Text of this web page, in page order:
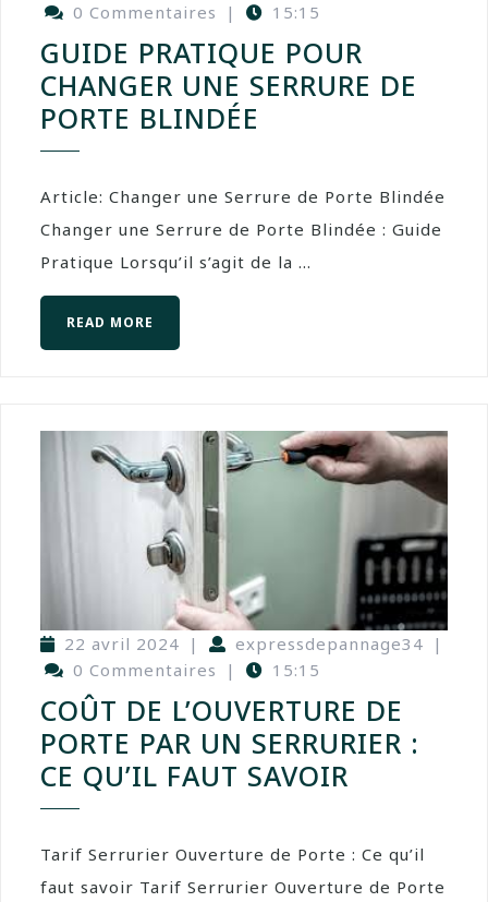
0 Commentaires
| 15:15
GUIDE PRATIQUE POUR
CHANGER UNE SERRURE DE
PORTE BLINDÉE
Article: Changer une Serrure de Porte Blindée
Changer une Serrure de Porte Blindée : Guide
Pratique Lorsqu’il s’agit de la ...
READ MORE
22 avril 2024 | expressdepannage34 |
0 Commentaires
| 15:15
COÛT DE L’OUVERTURE DE
PORTE PAR UN SERRURIER :
CE QU’IL FAUT SAVOIR
Tarif Serrurier Ouverture de Porte : Ce qu’il
faut savoir Tarif Serrurier Ouverture de Porte